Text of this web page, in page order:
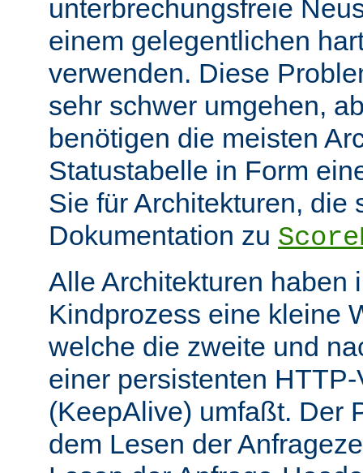
unterbrechungsfreie
einem gelegentlichen
verwenden. Diese
sehr schwer umgehen,
benötigen die meisten
Statustabelle in Form
Sie für Architekturen, die
Dokumentation zu
Alle Architekturen haben
Kindprozess eine kleine
welche die zweite und
einer persistenten
(KeepAlive) umfaßt. Der
dem Lesen der